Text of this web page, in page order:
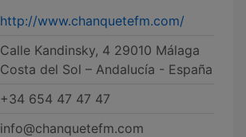
http://www.chanquetefm.com/
Calle Kandinsky, 4 29010 Málaga
Costa del Sol – Andalucía - España
+34 654 47 47 47
info@chanquetefm.com